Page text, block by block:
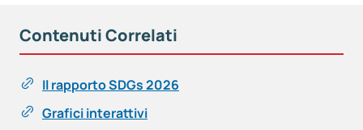
Contenuti Correlati
Il rapporto SDGs 2026
Grafici interattivi